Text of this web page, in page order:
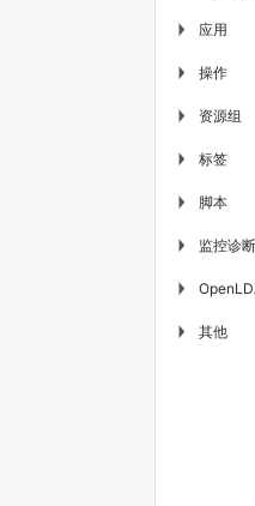
▶ 应用
▶ 操作
▶ 资源组
▶ 标签
▶ 脚本
▶ 监控诊断
▶
▶ 其他